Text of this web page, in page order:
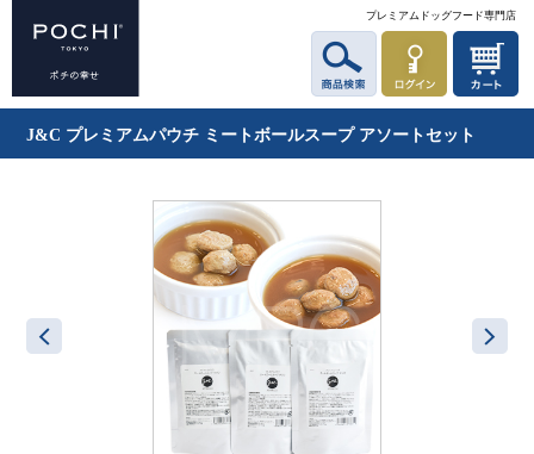
プレミアムドッグフード専門店
J&C プレミアムパウチ ミートボールスープ アソートセット